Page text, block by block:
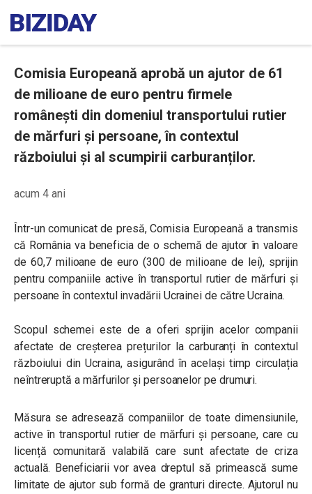
Comisia Europeană aprobă un ajutor de 61
de milioane de euro pentru firmele
românești din domeniul transportului rutier
de mărfuri și persoane, în contextul
războiului și al scumpirii carburanților.
acum 4 ani
Într-un comunicat de presă, Comisia Europeană a transmis
că România va beneficia de o schemă de ajutor în valoare
de 60,7 milioane de euro (300 de milioane de lei), sprijin
pentru companiile active în transportul rutier de mărfuri și
persoane în contextul invadării Ucrainei de către Ucraina.
Scopul schemei este de a oferi sprijin acelor companii
afectate de creșterea prețurilor la carburanți în contextul
războiului din Ucraina, asigurând în același timp circulația
neîntreruptă a mărfurilor și persoanelor pe drumuri.
Măsura se adresează companiilor de toate dimensiunile,
active în transportul rutier de mărfuri și persoane, care cu
licență comunitară valabilă care sunt afectate de criza
actuală. Beneficiarii vor avea dreptul să primească sume
limitate de ajutor sub formă de granturi directe. Ajutorul nu